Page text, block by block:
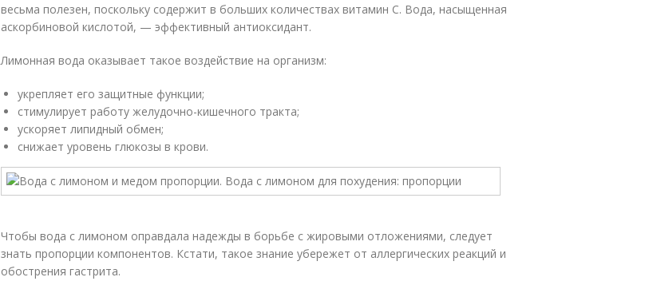
весьма полезен, поскольку содержит в больших количествах витамин С. Вода, насыщенная
аскорбиновой кислотой, — эффективный антиоксидант.
Лимонная вода оказывает такое воздействие на организм:
укрепляет его защитные функции;
стимулирует работу желудочно-кишечного тракта;
ускоряет липидный обмен;
снижает уровень глюкозы в крови.
Чтобы вода с лимоном оправдала надежды в борьбе с жировыми отложениями, следует
знать пропорции компонентов. Кстати, такое знание убережет от аллергических реакций и
обострения гастрита.